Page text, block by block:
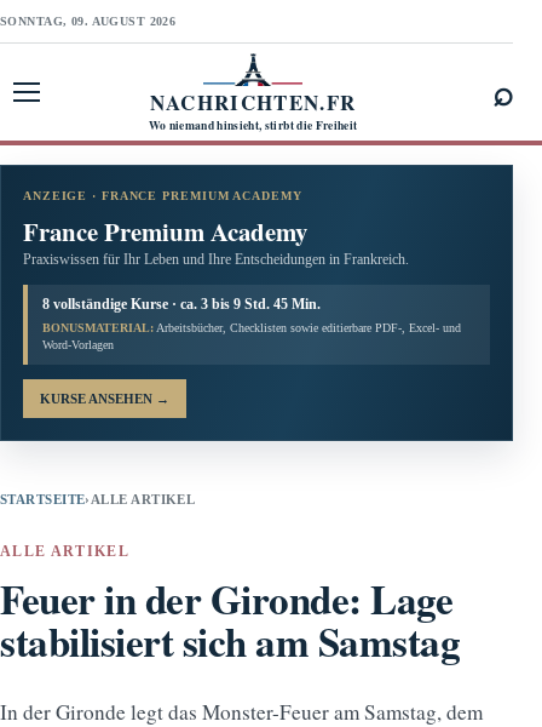
SONNTAG, 09. AUGUST 2026
NACHRICHTEN.FR
Wo niemand hinsieht, stirbt die Freiheit
⌕
ANZEIGE · FRANCE PREMIUM ACADEMY
France Premium Academy
Praxiswissen für Ihr Leben und Ihre Entscheidungen in Frankreich.
8 vollständige Kurse · ca. 3 bis 9 Std. 45 Min.
BONUSMATERIAL: Arbeitsbücher, Checklisten sowie editierbare PDF-, Excel- und
Word-Vorlagen
KURSE ANSEHEN →
STARTSEITE› ALLE ARTIKEL
ALLE ARTIKEL
Feuer in der Gironde: Lage
stabilisiert sich am Samstag
In der Gironde legt das Monster-Feuer am Samstag, dem